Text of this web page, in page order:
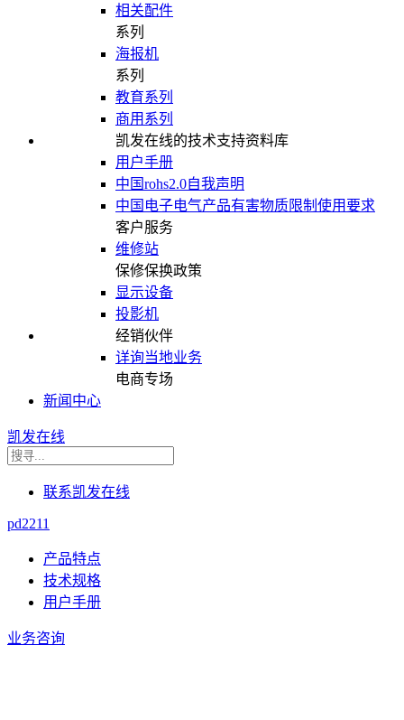
相关配件
系列
海报机
系列
教育系列
商用系列
凯发在线的技术支持资料库
用户手册
中国rohs2.0自我声明
中国电子电气产品有害物质限制使用要求
客户服务
维修站
保修保换政策
显示设备
投影机
经销伙伴
详询当地业务
电商专场
新闻中心
凯发在线
联系凯发在线
pd2211
产品特点
技术规格
用户手册
业务咨询